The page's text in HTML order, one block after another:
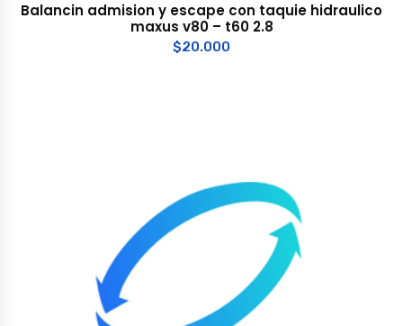
Balancin admision y escape con taquie hidraulico
maxus v80 – t60 2.8
$20.000